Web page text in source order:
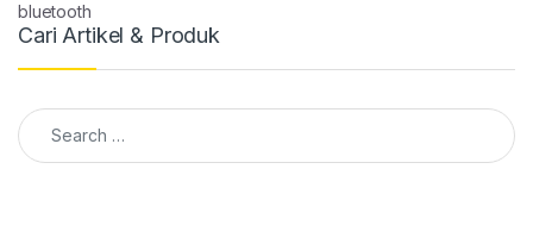
bluetooth
Cari Artikel & Produk
Search for: